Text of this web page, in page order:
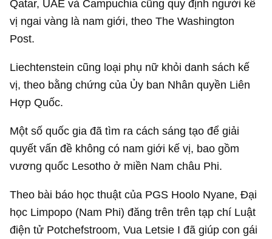
Qatar, UAE và Campuchia cũng quy định người kế
vị ngai vàng là nam giới, theo The Washington
Post.
Liechtenstein cũng loại phụ nữ khỏi danh sách kế
vị, theo bằng chứng của Ủy ban Nhân quyền Liên
Hợp Quốc.
Một số quốc gia đã tìm ra cách sáng tạo để giải
quyết vấn đề không có nam giới kế vị, bao gồm
vương quốc Lesotho ở miền Nam châu Phi.
Theo bài báo học thuật của PGS Hoolo Nyane, Đại
học Limpopo (Nam Phi) đăng trên trên tạp chí Luật
điện tử Potchefstroom, Vua Letsie I đã giúp con gái